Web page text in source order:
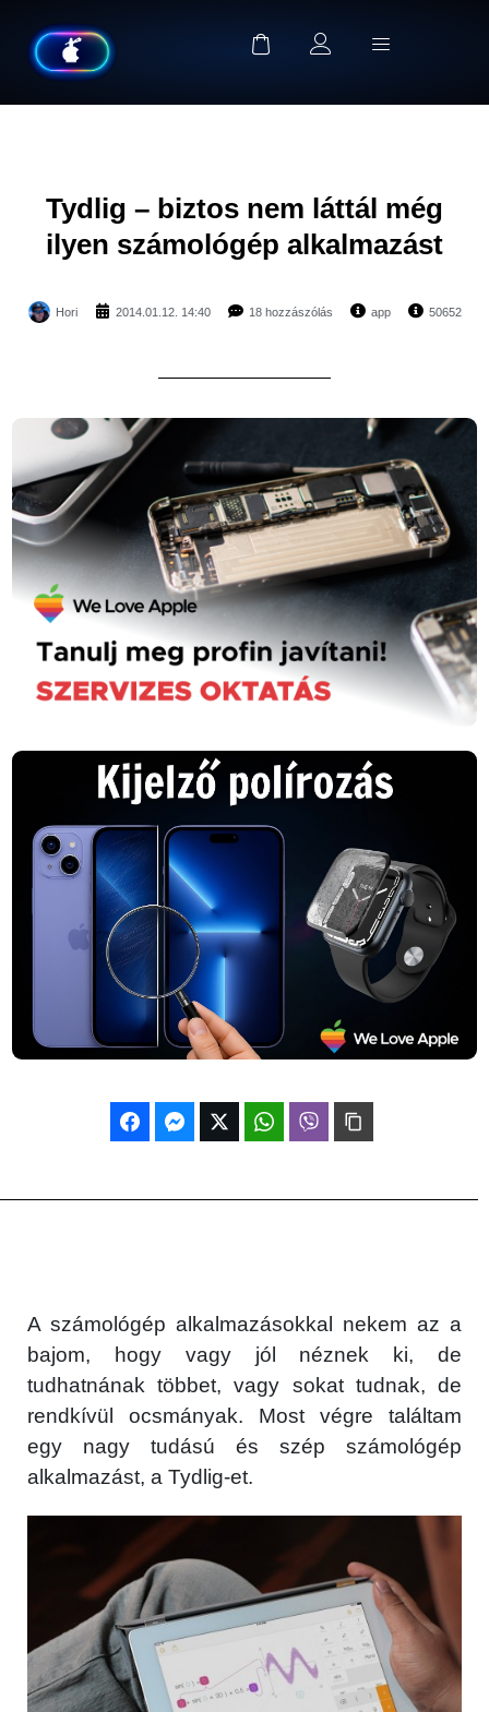
Tydlig – biztos nem láttál még
ilyen számológép alkalmazást
Hori 2014.01.12. 14:40 18 hozzászólás app 50652
A számológép alkalmazásokkal nekem az a
bajom, hogy vagy jól néznek ki, de
tudhatnának többet, vagy sokat tudnak, de
rendkívül ocsmányak. Most végre találtam
egy nagy tudású és szép számológép
alkalmazást, a Tydlig-et.